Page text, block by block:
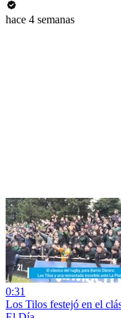
hace 4 semanas
0:31
Los Tilos festejó en el